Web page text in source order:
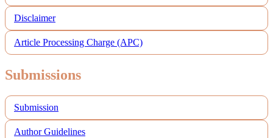
Disclaimer
Article Processing Charge (APC)
Submissions
Submission
Author Guidelines